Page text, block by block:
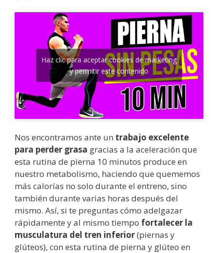
Haz clic para aceptar cookies de marketing
y permitir este contenido
Nos encontramos ante un trabajo excelente
para perder grasa gracias a la aceleración que
esta rutina de pierna 10 minutos produce en
nuestro metabolismo, haciendo que quememos
más calorías no solo durante el entreno, sino
también durante varias horas después del
mismo. Así, si te preguntas cómo adelgazar
rápidamente y al mismo tiempo fortalecer la
musculatura del tren inferior(piernas y
glúteos), con esta rutina de pierna y glúteo en